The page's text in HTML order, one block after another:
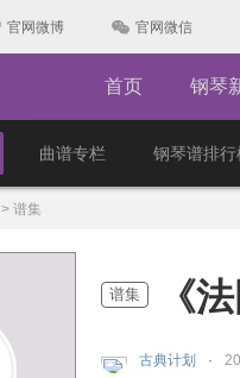
官网微博 官网微信
首页 钢琴
曲谱专栏 钢琴谱排行
> 谱集
谱集 《
古典计划